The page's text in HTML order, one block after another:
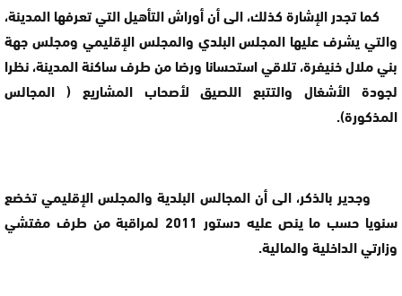
كما تجدر الإشارة كذلك، الى أن أوراش التأهيل التي تعرفها المدينة،
والتي يشرف عليها المجلس البلدي والمجلس الإقليمي ومجلس جهة
بني ملال خنيفرة، تلاقي استحسانا ورضا من طرف ساكنة المدينة، نظرا
لجودة الأشغال والتتبع اللصيق لأصحاب المشاريع ( المجالس
المذكورة).
وجدير بالذكر، الى أن المجالس البلدية والمجلس الإقليمي تخضع
سنويا حسب ما ينص عليه دستور 2011 لمراقبة من طرف مفتشي
وزارتي الداخلية والمالية.